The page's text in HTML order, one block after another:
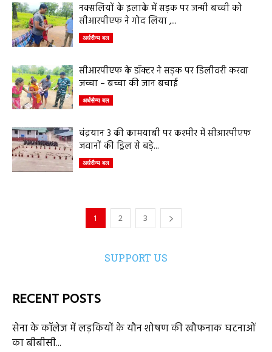
नक्सलियों के इलाके में सड़क पर जन्मी बच्ची को
सीआरपीएफ ने गोद लिया ,...
अर्धसैन्य बल
सीआरपीएफ के डॉक्टर ने सड़क पर डिलीवरी करवा
जच्चा – बच्चा की जान बचाई
अर्धसैन्य बल
चंद्रयान 3 की कामयाबी पर कश्मीर में सीआरपीएफ
जवानों की ड्रिल से बड़े...
अर्धसैन्य बल
1 2 3
SUPPORT US
RECENT POSTS
सेना के कॉलेज में लड़कियों के यौन शोषण की खौफनाक घटनाओं
का बीबीसी...